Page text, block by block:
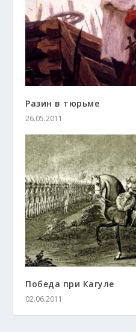
Разин в тюрьме
26.05.2011
Победа при Кагуле
02.06.2011